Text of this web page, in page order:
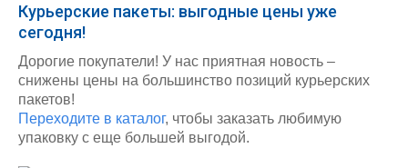
Курьерские пакеты: выгодные цены уже
сегодня!
Дорогие покупатели! У нас приятная новость –
снижены цены на большинство позиций курьерских
пакетов!
Переходите в каталог, чтобы заказать любимую
упаковку с еще большей выгодой.